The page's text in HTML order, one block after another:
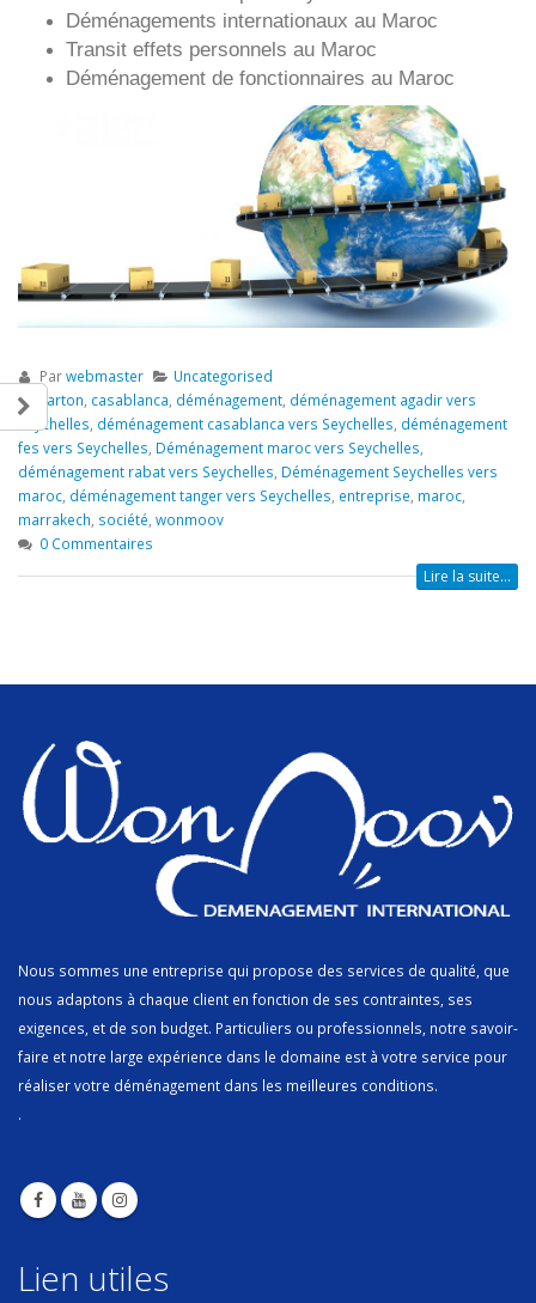
Déménagements internationaux au Maroc
Transit effets personnels au Maroc
Déménagement de fonctionnaires au Maroc
Parwebmaster
Uncategorised
carton, casablanca, déménagement, déménagement agadir vers
Seychelles, déménagement casablanca vers Seychelles, déménagement
fes vers Seychelles, Déménagement maroc vers Seychelles,
déménagement rabat vers Seychelles, Déménagement Seychelles vers
maroc, déménagement tanger vers Seychelles, entreprise, maroc,
marrakech, société, wonmoov
0 Commentaires
Lire la suite...
Nous sommes une entreprise qui propose des services de qualité, que
nous adaptons à chaque client en fonction de ses contraintes, ses
exigences, et de son budget. Particuliers ou professionnels, notre savoir-
faire et notre large expérience dans le domaine est à votre service pour
réaliser votre déménagement dans les meilleures conditions.
.
Lien utiles